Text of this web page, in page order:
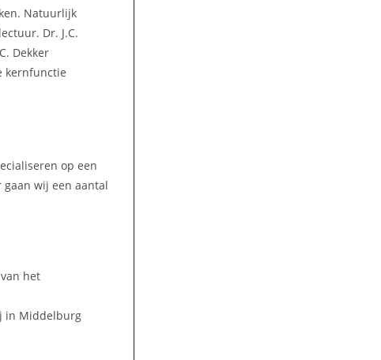
Natuurlijk
Dr. J.C.
Dekker
kernfunctie
op een
wij een aantal
het
in Middelburg